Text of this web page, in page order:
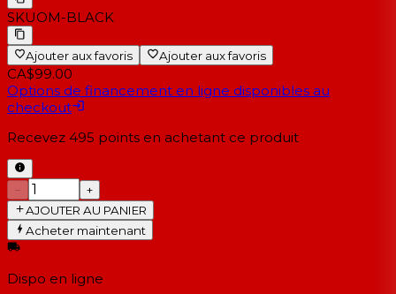
SKUOM-BLACK
Ajouter aux favoris Ajouter aux favoris
CA$99.00
Options de financement en ligne disponibles au
checkout
Recevez 495 points en achetant ce produit
−
+
AJOUTER AU PANIER
Acheter maintenant
Dispo en ligne